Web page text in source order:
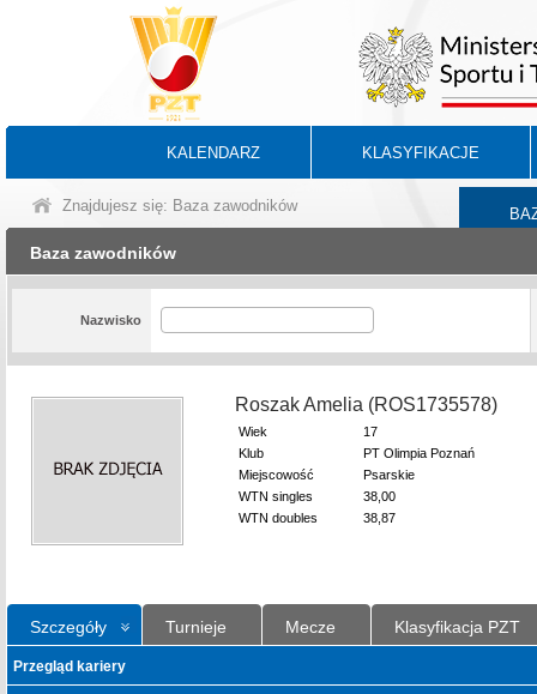
KALENDARZ KLASYFIKACJE
Znajdujesz się: Baza zawodników
Baza zawodników
Nazwisko
Roszak Amelia (ROS1735578)
Wiek
17
Klub
PT Olimpia Poznań
Miejscowość
Psarskie
WTN singles
38,00
WTN doubles
38,87
Szczegóły Turnieje Mecze Klasyfikacja PZT
Przegląd kariery